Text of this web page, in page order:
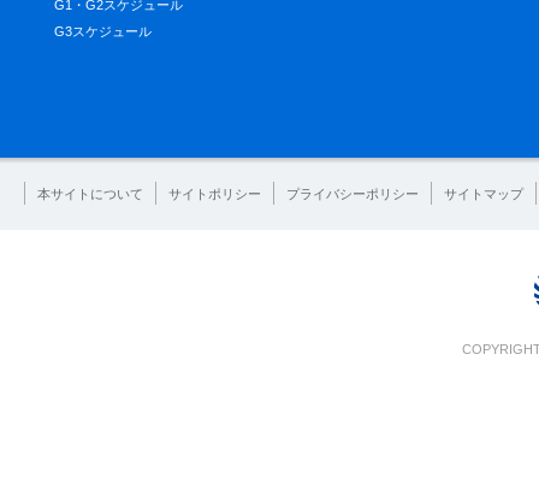
G1・G2スケジュール
G3スケジュール
本サイトについて サイトポリシー プライバシーポリシー サイトマップ